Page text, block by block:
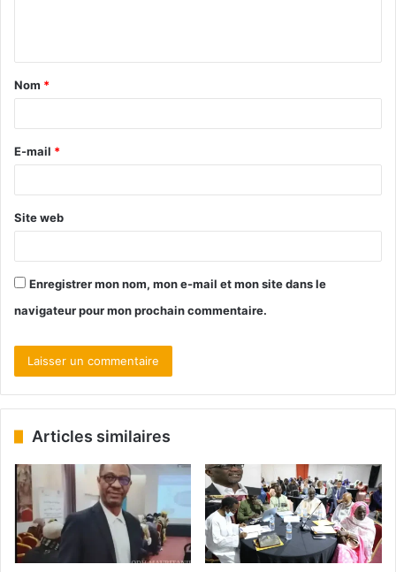
Nom *
E-mail *
Site web
Enregistrer mon nom, mon e-mail et mon site dans le
navigateur pour mon prochain commentaire.
Articles similaires